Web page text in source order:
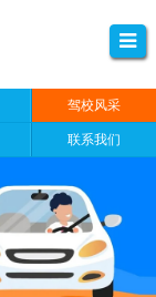
驾校风采
联系我们